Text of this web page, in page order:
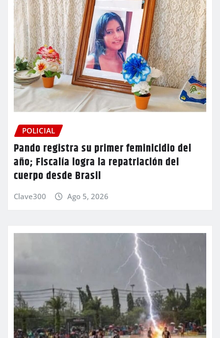
POLICIAL
Pando registra su primer feminicidio del
año; Fiscalía logra la repatriación del
cuerpo desde Brasil
Clave300 Ago 5, 2026